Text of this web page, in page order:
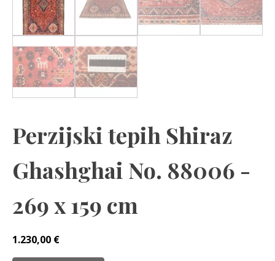
Perzijski tepih Shiraz
Ghashghai No. 88006 -
269 ​​x 159 cm
1.230,00 €